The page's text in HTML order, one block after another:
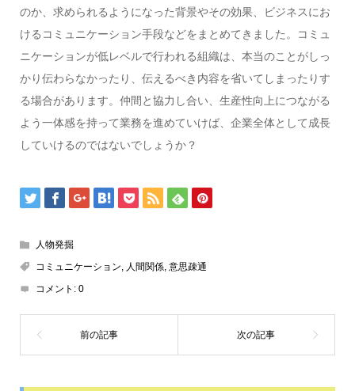
のか、求められるようになった背景やその効果、ビジネスにお
けるコミュニケーション手段などをまとめてきました。コミュ
ニケーションが低レベルで行われる組織は、本当のことがしっ
かり伝わらなかったり、伝えるべき内容を省いてしまったりす
る場合があります。仲間と協力し合い、生産性向上につながる
よう一体感を持って業務を進めていけば、企業全体として成長
していけるのではないでしょうか？
人物発掘
コミュニケーション
人間関係, 意思疎通
コメント: 0